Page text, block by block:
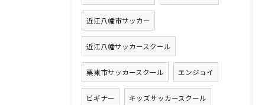
近江八幡市サッカー
近江八幡サッカースクール
栗東市サッカースクール エンジョイ
ビギナー キッズサッカースクール